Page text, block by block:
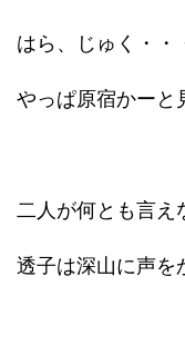
はら、じゅく・・
やっぱ原宿かーと
二人が何とも言え
透子は深山に声を